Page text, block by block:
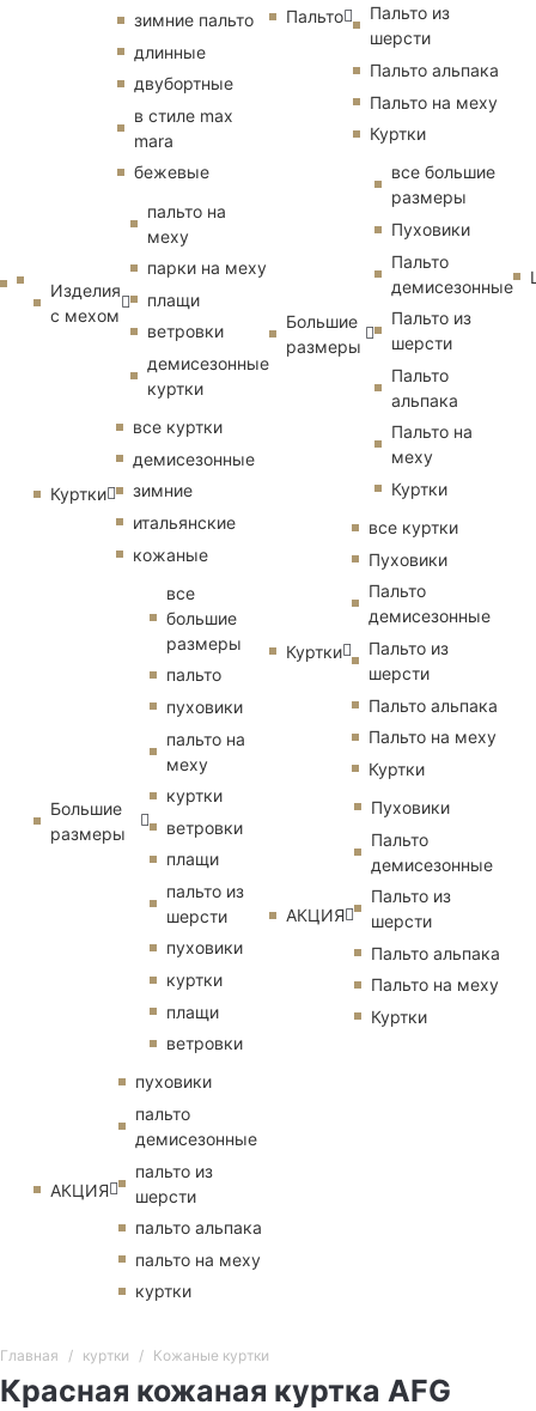
зимние пальто
длинные
двубортные
в стиле max
mara
бежевые
Изделия
с мехом
пальто на
меху
парки на меху
плащи
ветровки
демисезонные
куртки
Куртки
все куртки
демисезонные
зимние
итальянские
кожаные
Большие
размеры
все
большие
размеры
пальто
пуховики
пальто на
меху
куртки
ветровки
плащи
пальто из
шерсти
пуховики
куртки
плащи
ветровки
АКЦИЯ
пуховики
пальто
демисезонные
пальто из
шерсти
пальто альпака
пальто на меху
куртки
Пальто
Пальто из
шерсти
Пальто альпака
Пальто на меху
Куртки
Большие
размеры
все большие
размеры
Пуховики
Пальто
демисезонные
Пальто из
шерсти
Пальто
альпака
Пальто на
меху
Куртки
Куртки
все куртки
Пуховики
Пальто
демисезонные
Пальто из
шерсти
Пальто альпака
Пальто на меху
Куртки
АКЦИЯ
Пуховики
Пальто
демисезонные
Пальто из
шерсти
Пальто альпака
Пальто на меху
Куртки
Главная куртки Кожаные куртки
Красная кожаная куртка AFG